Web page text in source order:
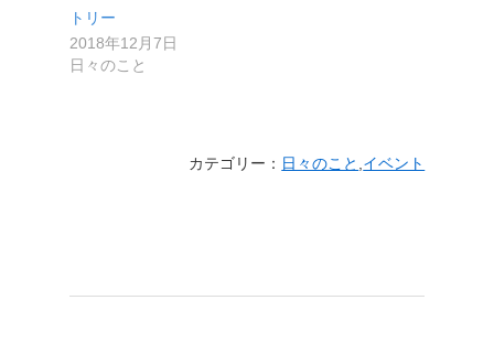
トリー
2018年12月7日
日々のこと
カテゴリー： 日々のこと イベント